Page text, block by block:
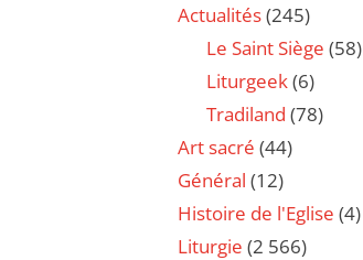
Actualités(245)
Le Saint Siège (58)
Liturgeek(6)
Tradiland (78)
Art sacré (44)
Général (12)
Histoire de l'Eglise (4)
Liturgie (2 566)